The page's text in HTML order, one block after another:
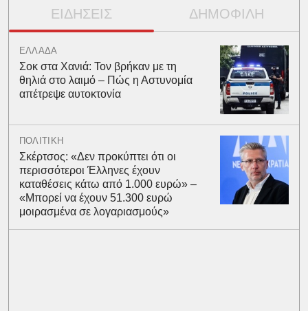
ΕΙΔΗΣΕΙΣ ΔΗΜΟΦΙΛΗ
ΕΛΛΑΔΑ
Σοκ στα Χανιά: Τον βρήκαν με τη
θηλιά στο λαιμό – Πώς η Αστυνομία
απέτρεψε αυτοκτονία
ΠΟΛΙΤΙΚΗ
Σκέρτσος: «Δεν προκύπτει ότι οι
περισσότεροι Έλληνες έχουν
καταθέσεις κάτω από 1.000 ευρώ» –
«Μπορεί να έχουν 51.300 ευρώ
μοιρασμένα σε λογαριασμούς»